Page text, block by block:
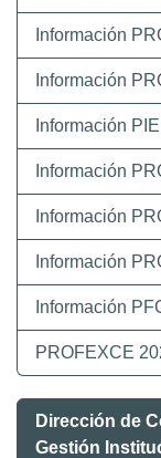
Información
Información
Información
Información
Información
Información
Información
PROFEXCE
Dirección de
Gestión